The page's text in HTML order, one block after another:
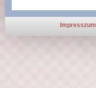
Impresszum